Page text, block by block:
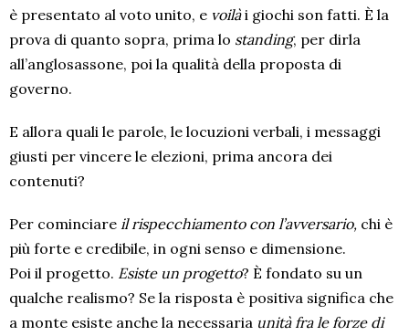
è presentato al voto unito, e voilài giochi son fatti. È la
prova di quanto sopra, prima lo standing, per dirla
all’anglosassone, poi la qualità della proposta di
governo.
E allora quali le parole, le locuzioni verbali, i messaggi
giusti per vincere le elezioni, prima ancora dei
contenuti?
Per cominciare il rispecchiamento con l’avversario, chi è
più forte e credibile, in ogni senso e dimensione.
Poi il progetto. Esiste un progetto? È fondato su un
qualche realismo? Se la risposta è positiva significa che
a monte esiste anche la necessaria unità fra le forze di